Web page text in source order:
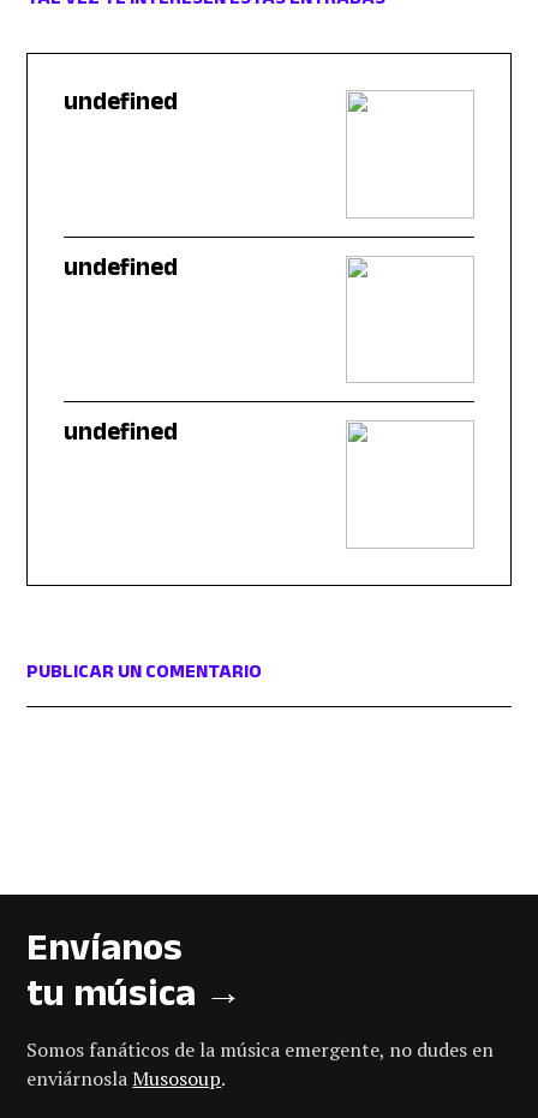
undefined
undefined
undefined
PUBLICAR UN COMENTARIO
Envíanos
tu música →
Somos fanáticos de la música emergente, no dudes en
enviárnoslaMusosoup.